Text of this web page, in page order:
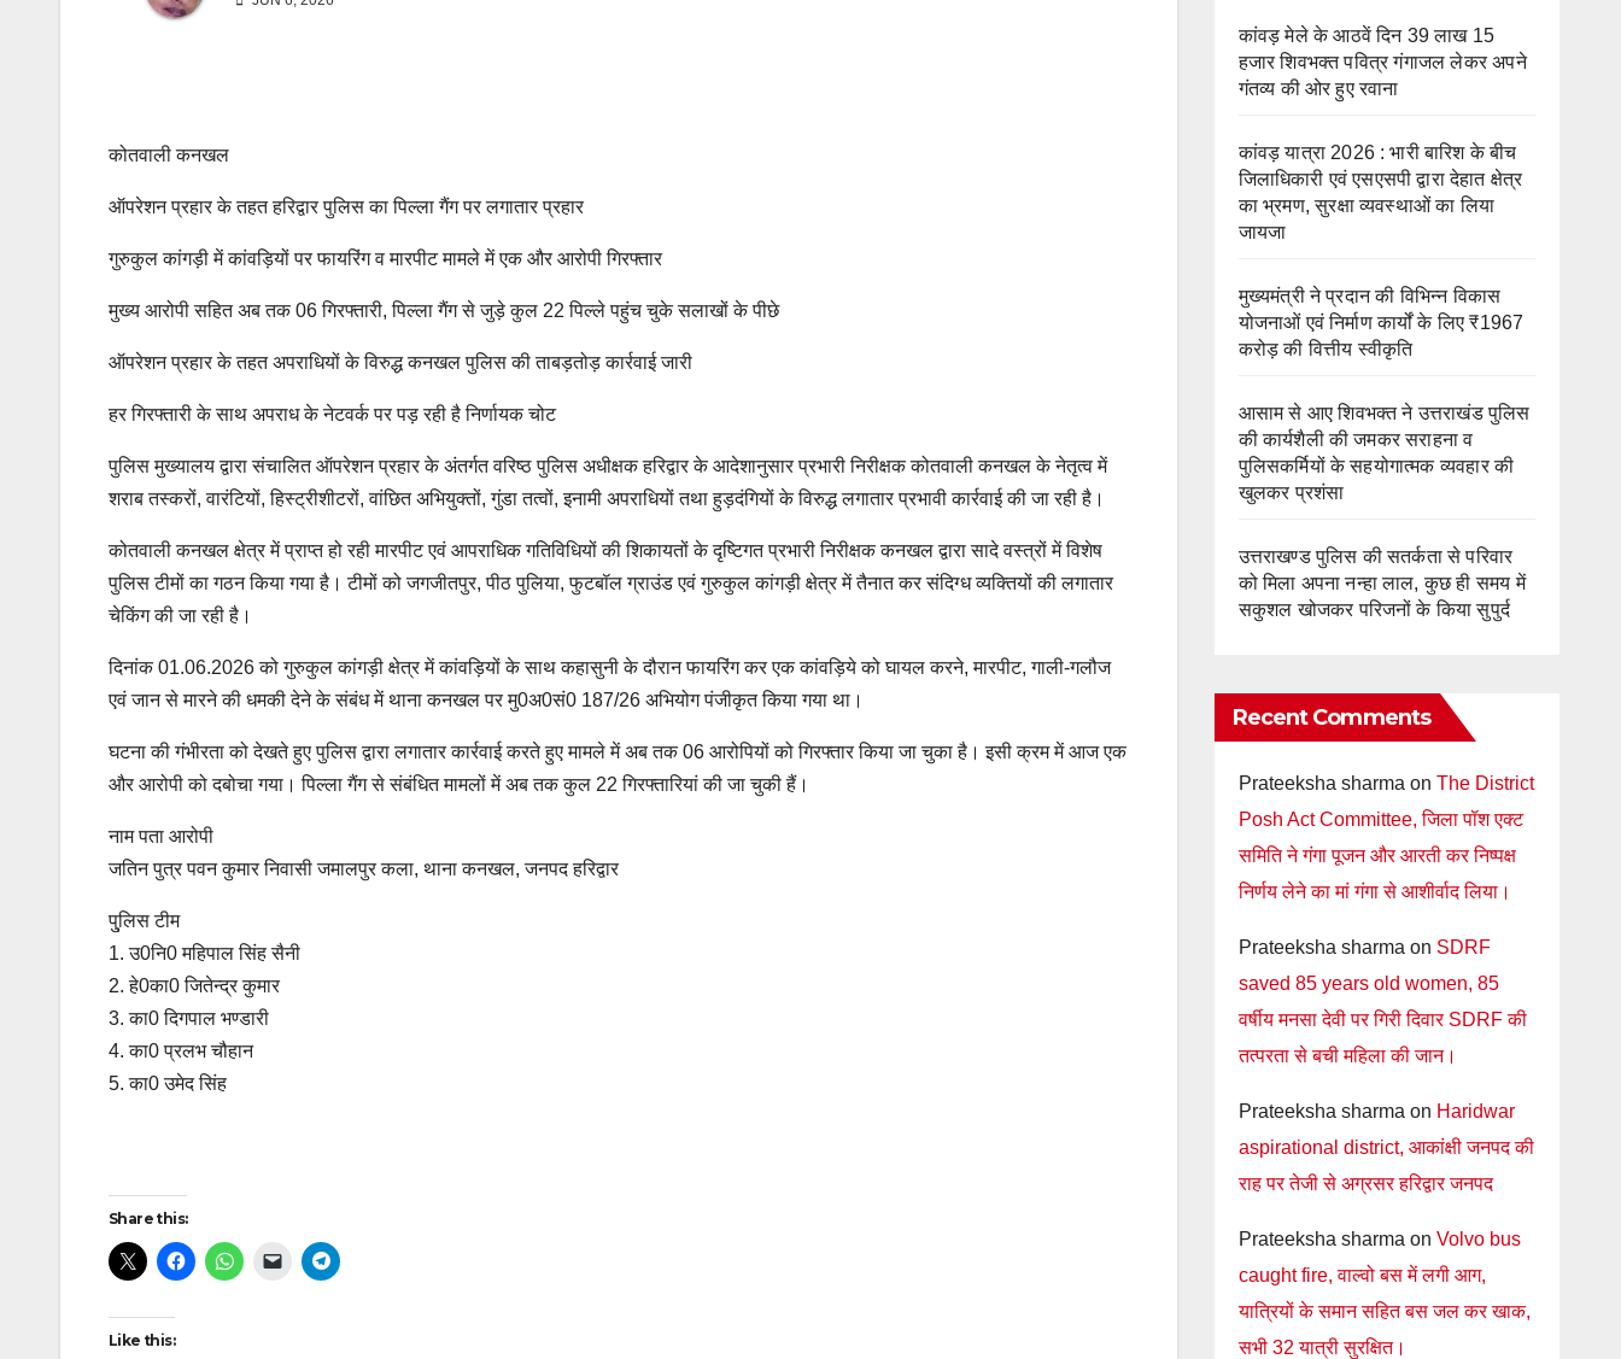
कोतवाली कनखल
ऑपरेशन प्रहार के तहत हरिद्वार पुलिस का पिल्ला गैंग पर लगातार प्रहार
गुरुकुल कांगड़ी में कांवड़ियों पर फायरिंग व मारपीट मामले में एक और आरोपी गिरफ्तार
मुख्य आरोपी सहित अब तक 06 गिरफ्तारी, पिल्ला गैंग से जुड़े कुल 22 पिल्ले पहुंच चुके सलाखों के पीछे
ऑपरेशन प्रहार के तहत अपराधियों के विरुद्ध कनखल पुलिस की ताबड़तोड़ कार्रवाई जारी
हर गिरफ्तारी के साथ अपराध के नेटवर्क पर पड़ रही है निर्णायक चोट
पुलिस मुख्यालय द्वारा संचालित ऑपरेशन प्रहार के अंतर्गत वरिष्ठ पुलिस अधीक्षक हरिद्वार के आदेशानुसार प्रभारी निरीक्षक कोतवाली कनखल के नेतृत्व में
शराब तस्करों, वारंटियों, हिस्ट्रीशीटरों, वांछित अभियुक्तों, गुंडा तत्वों, इनामी अपराधियों तथा हुड़दंगियों के विरुद्ध लगातार प्रभावी कार्रवाई की जा रही है।
कोतवाली कनखल क्षेत्र में प्राप्त हो रही मारपीट एवं आपराधिक गतिविधियों की शिकायतों के दृष्टिगत प्रभारी निरीक्षक कनखल द्वारा सादे वस्त्रों में विशेष
पुलिस टीमों का गठन किया गया है। टीमों को जगजीतपुर, पीठ पुलिया, फुटबॉल ग्राउंड एवं गुरुकुल कांगड़ी क्षेत्र में तैनात कर संदिग्ध व्यक्तियों की लगातार
चेकिंग की जा रही है।
दिनांक 01.06.2026 को गुरुकुल कांगड़ी क्षेत्र में कांवड़ियों के साथ कहासुनी के दौरान फायरिंग कर एक कांवड़िये को घायल करने, मारपीट, गाली-गलौज
एवं जान से मारने की धमकी देने के संबंध में थाना कनखल पर मु0अ0सं0 187/26 अभियोग पंजीकृत किया गया था।
घटना की गंभीरता को देखते हुए पुलिस द्वारा लगातार कार्रवाई करते हुए मामले में अब तक 06 आरोपियों को गिरफ्तार किया जा चुका है। इसी क्रम में आज एक
और आरोपी को दबोचा गया। पिल्ला गैंग से संबंधित मामलों में अब तक कुल 22 गिरफ्तारियां की जा चुकी हैं।
नाम पता आरोपी
जतिन पुत्र पवन कुमार निवासी जमालपुर कला, थाना कनखल, जनपद हरिद्वार
पु्लिस टीम
1. उ0नि0 महिपाल सिंह सैनी
2. ⁠हे0का0 जितेन्द्र कुमार
3. ⁠का0 दिगपाल भण्डारी
4. ⁠का0 प्रलभ चौहान
5. ⁠का0 उमेद सिंह
Post
navigation
Share this:
Like this:
कांवड़ मेले के आठवें दिन 39 लाख 15
हजार शिवभक्त पवित्र गंगाजल लेकर अपने
गंतव्य की ओर हुए रवाना
कांवड़ यात्रा 2026 : भारी बारिश के बीच
जिलाधिकारी एवं एसएसपी द्वारा देहात क्षेत्र
का भ्रमण, सुरक्षा व्यवस्थाओं का लिया
जायजा
मुख्यमंत्री ने प्रदान की विभिन्न विकास
योजनाओं एवं निर्माण कार्यों के लिए ₹1967
करोड़ की वित्तीय स्वीकृति
आसाम से आए शिवभक्त ने उत्तराखंड पुलिस
की कार्यशैली की जमकर सराहना व
पुलिसकर्मियों के सहयोगात्मक व्यवहार की
खुलकर प्रशंसा
उत्तराखण्ड पुलिस की सतर्कता से परिवार
को मिला अपना नन्हा लाल, कुछ ही समय में
सकुशल खोजकर परिजनों के किया सुपुर्द
Recent Comments
Prateeksha sharma on The District
Posh Act Committee, जिला पॉश एक्ट
समिति ने गंगा पूजन और आरती कर निष्पक्ष
निर्णय लेने का मां गंगा से आशीर्वाद लिया।
Prateeksha sharma on SDRF
saved 85 years old women, 85
वर्षीय मनसा देवी पर गिरी दिवार SDRF की
तत्परता से बची महिला की जान।
Prateeksha sharma on Haridwar
aspirational district, आकांक्षी जनपद की
राह पर तेजी से अग्रसर हरिद्वार जनपद
Prateeksha sharma on Volvo bus
caught fire, वाल्वो बस में लगी आग,
यात्रियों के समान सहित बस जल कर खाक,
सभी 32 यात्री सुरक्षित।